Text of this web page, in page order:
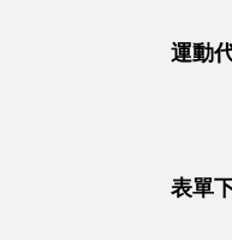
運動
表單